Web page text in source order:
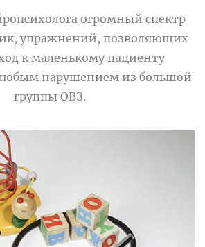
огромный спектр
упражнений, позволяющих
к маленькому пациенту
нарушением из большой
группы ОВЗ.